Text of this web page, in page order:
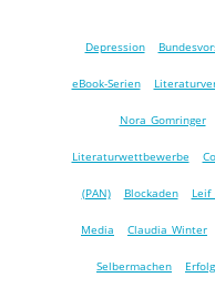
Depression
eBook-Serien
Nora Gomringer
Literaturwettbewerbe
(PAN) Blockaden Leif
Media Claudia Winter
Selbermachen